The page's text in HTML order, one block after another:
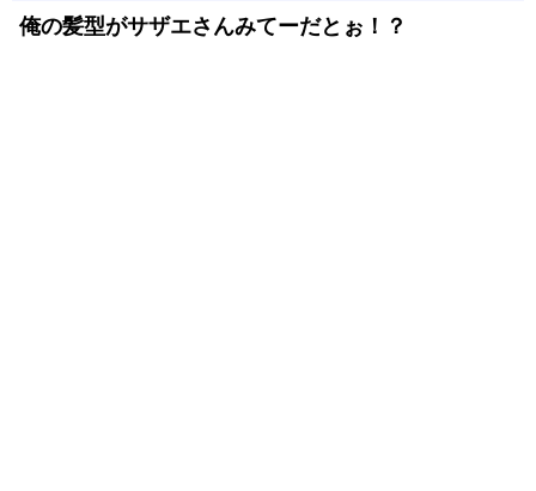
俺の髪型がサザエさんみてーだとぉ！？